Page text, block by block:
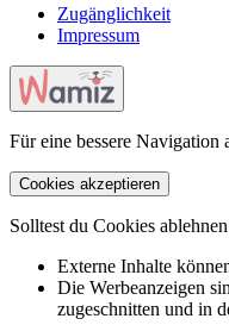
Zugänglichkeit
Impressum
Für eine bessere Navigation
Cookies akzeptieren
Solltest du Cookies
Externe Inhalte
Die Werbeanzeigen
zugeschnitten und in